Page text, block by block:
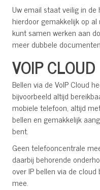
Uw email staat veilig in
hierdoor gemakkelijk op
kunt samen werken aan
meer dubbele
VOIP CLOUD
Bellen via de VoIP Cloud
bijvoorbeeld altijd
mobiele telefoon, altijd
bellen en gemakkelijk
bent.
Geen telefooncentrale
daarbij behorende
over IP bellen via de
mee.